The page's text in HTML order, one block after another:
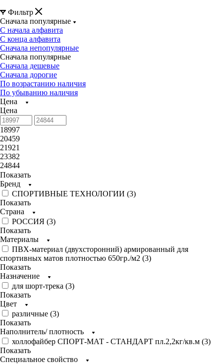
Фильтр
Сначала популярные
С начала алфавита
С конца алфавита
Сначала непопулярные
Сначала популярные
Сначала дешевые
Сначала дорогие
По возрастанию наличия
По убыванию наличия
Цена
Цена
18997
20459
21921
23382
24844
Показать
Бренд
СПОРТИВНЫЕ ТЕХНОЛОГИИ (3)
Показать
Страна
РОССИЯ (3)
Показать
Материалы
ПВХ-материал (двухсторонний) армированный для
спортивных матов плотностью 650гр./м2 (3)
Показать
Назначение
для шорт-трека (3)
Показать
Цвет
различные (3)
Показать
Наполнитель/ плотность
холлофайбер СПОРТ-МАТ - СТАНДАРТ пл.2,2кг/кв.м (3)
Показать
Специальное свойство